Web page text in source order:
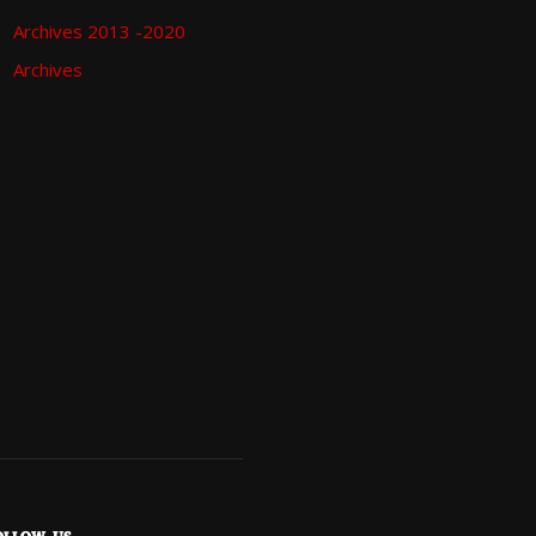
Archives 2013 -2020
Archives